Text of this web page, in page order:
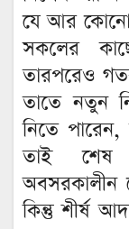
যে আর
সকলের
তারপরেও
তাতে নতুন
নিতে
তাই শেষ
অবসরকালীন
কিন্তু শীর্ষ